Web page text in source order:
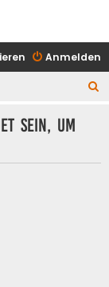
Anmelden
sein, um